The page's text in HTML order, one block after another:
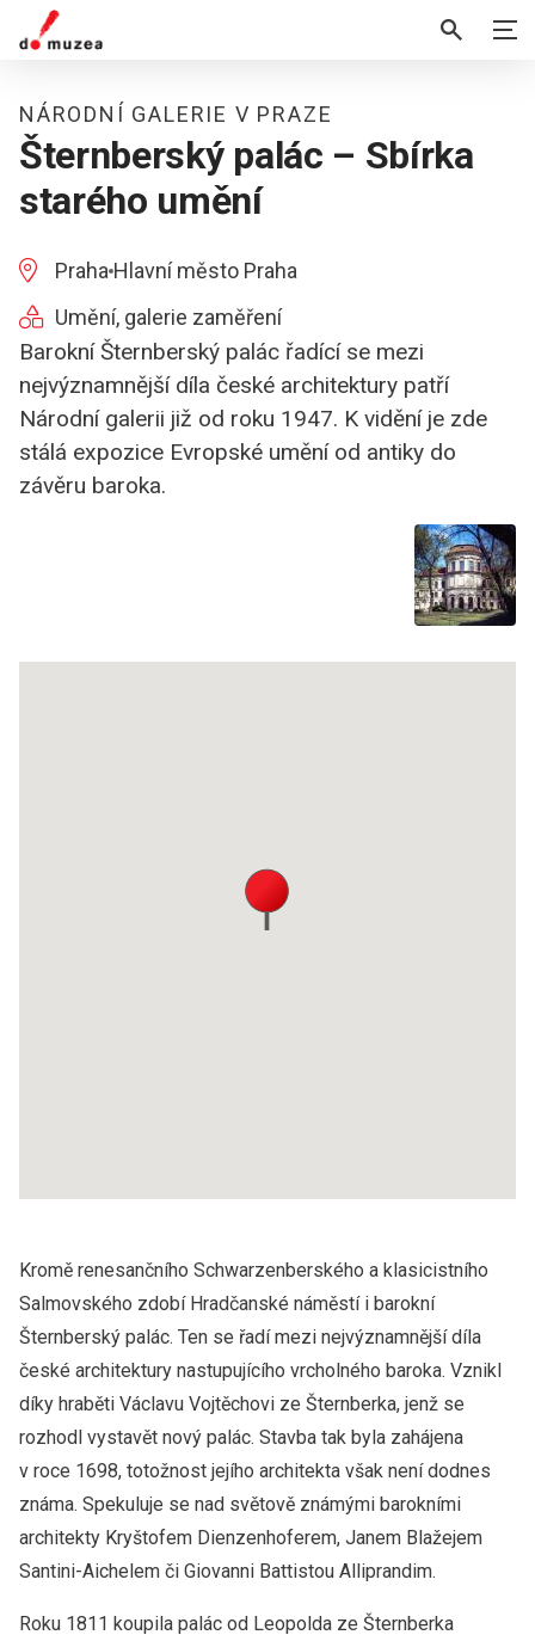
NÁRODNÍ GALERIE V PRAZE
Šternberský palác – Sbírka
starého umění
Praha Hlavní město Praha
Umění, galerie zaměření
Barokní Šternberský palác řadící se mezi
nejvýznamnější díla české architektury patří
Národní galerii již od roku 1947. K vidění je zde
stálá expozice Evropské umění od antiky do
závěru baroka.
Kromě renesančního Schwarzenberského a klasicistního
Salmovského zdobí Hradčanské náměstí i barokní
Šternberský palác. Ten se řadí mezi nejvýznamnější díla
české architektury nastupujícího vrcholného baroka. Vznikl
díky hraběti Václavu Vojtěchovi ze Šternberka, jenž se
rozhodl vystavět nový palác. Stavba tak byla zahájena
v roce 1698, totožnost jejího architekta však není dodnes
známa. Spekuluje se nad světově známými barokními
architekty Kryštofem Dienzenhoferem, Janem Blažejem
Santini-Aichelem či Giovanni Battistou Alliprandim.
Roku 1811 koupila palác od Leopolda ze Šternberka